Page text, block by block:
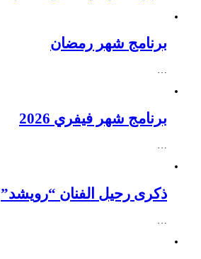
برنامج شهر رمضان
…
برنامج شهر فيفري 2026
…
ذكرى رحيل الفنان “رويشد”
…